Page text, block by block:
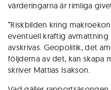
värderingarna är rimliga
”Riskbilden kring
eventuell kraftig avmattning
avskrivas. Geopolitik, det
följderna av det, kan skapa
skriver Mattias Isakson.